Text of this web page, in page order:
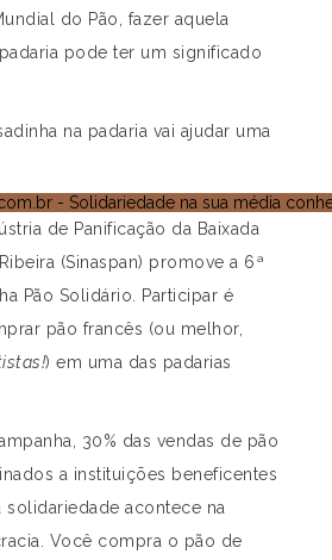
do Pão, fazer aquela
pode ter um significado
na padaria vai ajudar uma
de Panificação da Baixada
(Sinaspan) promove a 6ª
Pão Solidário. Participar é
pão francês (ou melhor,
) em uma das padarias
30% das vendas de pão
a instituições beneficentes
solidariedade acontece na
Você compra o pão de